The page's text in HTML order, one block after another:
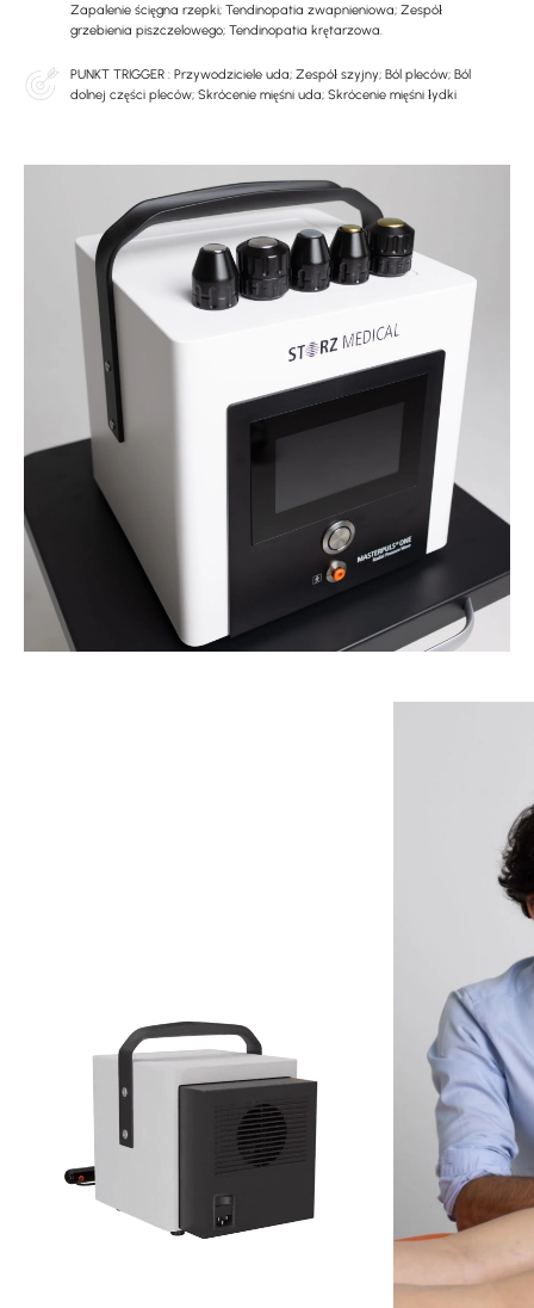
Zapalenie ścięgna rzepki; Tendinopatia zwapnieniowa; Zespół
grzebienia piszczelowego; Tendinopatia krętarzowa.
PUNKT TRIGGER : Przywodziciele uda; Zespół szyjny; Ból pleców; Ból
dolnej części pleców; Skrócenie mięśni uda; Skrócenie mięśni łydki